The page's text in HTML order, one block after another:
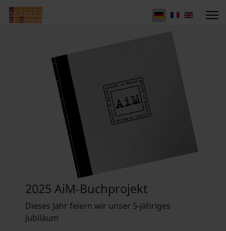
2025 AiM-Buchprojekt
Dieses Jahr feiern wir unser 5-jähriges
Jubiläum